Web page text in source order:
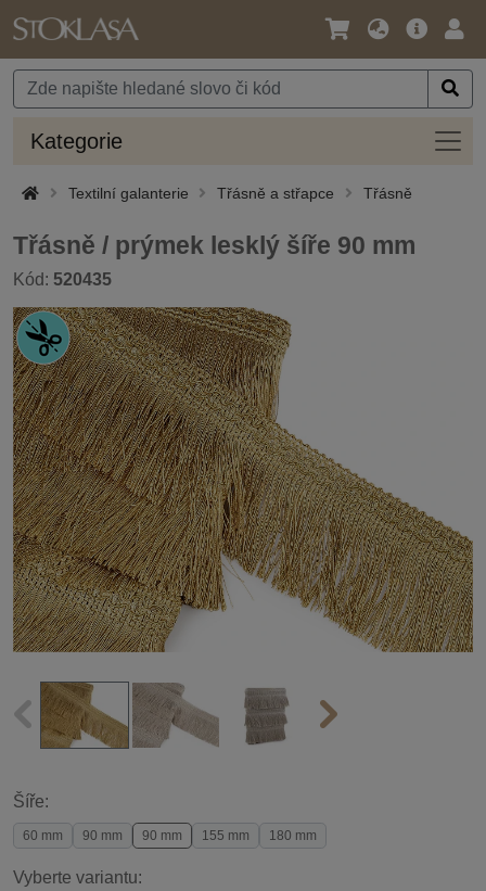
Jazyk
Měna
Hlavní
Kategorie
Textilní galanterie Třásně a střapce Třásně
Třásně / prýmek lesklý šíře 90 mm
Kód: 520435
Šíře:
60 mm 90 mm 90 mm 155 mm 180 mm
Vyberte variantu: